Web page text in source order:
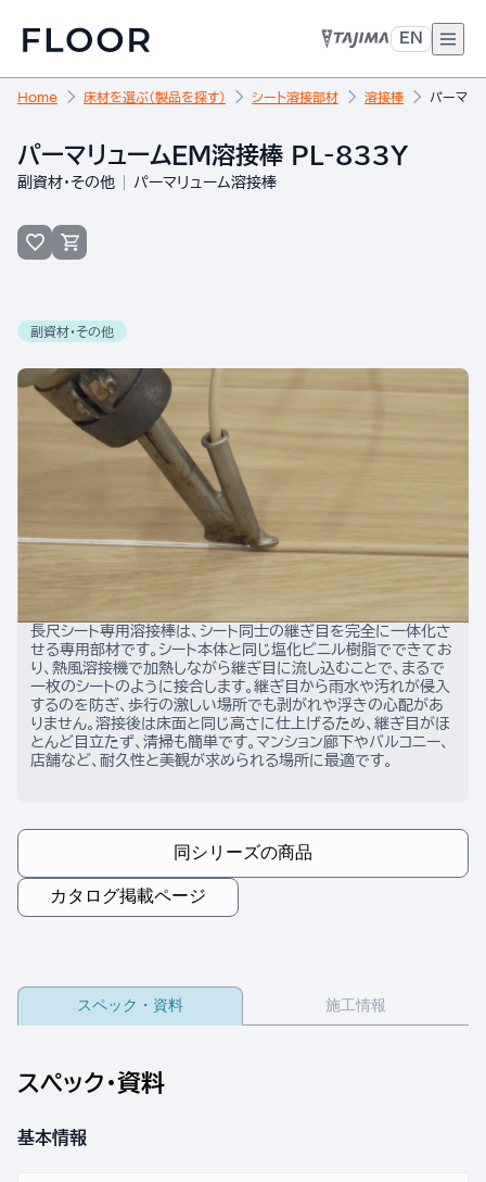
EN
Home 床材を選ぶ（製品を探す） シート溶接部材 溶接棒 パーマ
パーマリュームEM溶接棒 PL-833Y
副資材・その他 パーマリューム溶接棒
副資材・その他
長尺シート専用溶接棒は、シート同士の継ぎ目を完全に一体化さ
せる専用部材です。シート本体と同じ塩化ビニル樹脂でできてお
り、熱風溶接機で加熱しながら継ぎ目に流し込むことで、まるで
一枚のシートのように接合します。継ぎ目から雨水や汚れが侵入
するのを防ぎ、歩行の激しい場所でも剥がれや浮きの心配があ
りません。溶接後は床面と同じ高さに仕上げるため、継ぎ目がほ
とんど目立たず、清掃も簡単です。マンション廊下やバルコニー、
店舗など、耐久性と美観が求められる場所に最適です。
同シリーズの商品
カタログ掲載ページ
スペック・資料 施工情報
スペック・資料
基本情報